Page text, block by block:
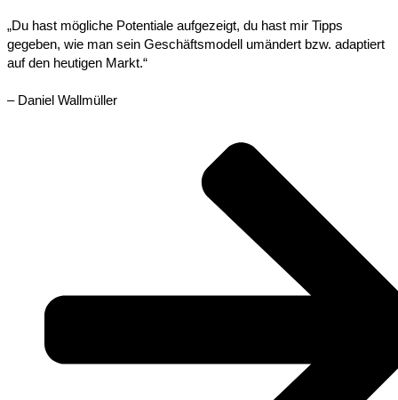
„Du hast mögliche Potentiale aufgezeigt, du hast mir Tipps
gegeben, wie man sein Geschäftsmodell umändert bzw. adaptiert
auf den heutigen Markt.“
– Daniel Wallmüller